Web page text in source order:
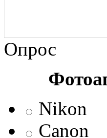
Опрос
Nikon
Canon